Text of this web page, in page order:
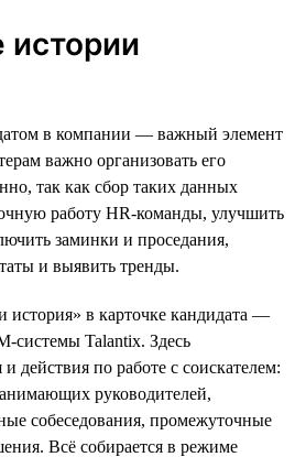
в компании — важный элемент
важно организовать его
так как сбор таких данных
работу HR-команды, улучшить
заминки и проседания,
и выявить тренды.
в карточке кандидата —
системы Talantix. Здесь
действия по работе с соискателем:
руководителей,
собеседования, промежуточные
Всё собирается в режиме